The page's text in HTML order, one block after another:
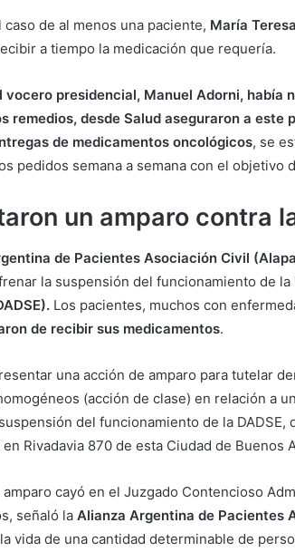
caso de al menos una paciente, María
a tiempo la medicación que requería.
vocero presidencial, Manuel Adorni, había
remedios, desde Salud aseguraron a este
de medicamentos oncológicos, se
pedidos semana a semana con el objetivo
un amparo contra
de Pacientes Asociación Civil
la suspensión del funcionamiento de la
Los pacientes, muchos con
de recibir sus medicamentos.
una acción de amparo para tutelar
(acción de clase) en relación a
del funcionamiento de la
Rivadavia 870 de esta Ciudad de Buenos
cayó en el Juzgado Contencioso
señaló la Alianza Argentina de Pacientes
vida de una cantidad determinable de